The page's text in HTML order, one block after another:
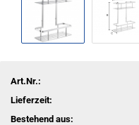
Art.Nr.:
Lieferzeit:
Bestehend aus: